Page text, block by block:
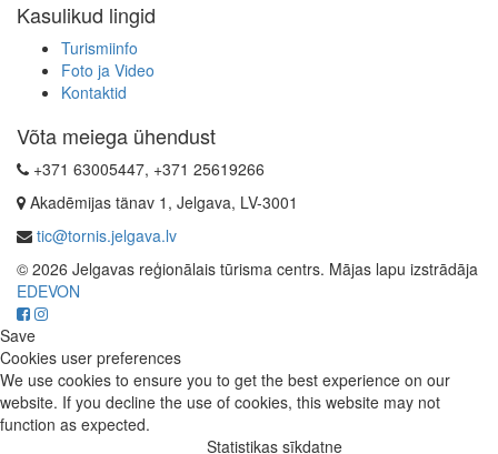
Kasulikud lingid
Turismiinfo
Foto ja Video
Kontaktid
Võta meiega ühendust
+371 63005447, +371 25619266
Akadēmijas tänav 1, Jelgava, LV-3001
tic@tornis.jelgava.lv
© 2026 Jelgavas reģionālais tūrisma centrs. Mājas lapu izstrādāja
EDEVON
Save
Cookies user preferences
We use cookies to ensure you to get the best experience on our
website. If you decline the use of cookies, this website may not
function as expected.
Statistikas sīkdatne